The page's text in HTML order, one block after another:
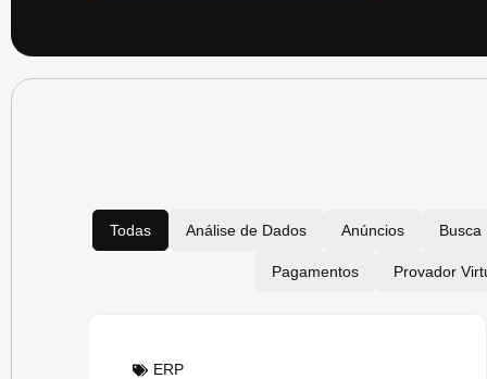
Análise de Dados Anúncios Busca
Pagamentos Provador
Todas
ERP